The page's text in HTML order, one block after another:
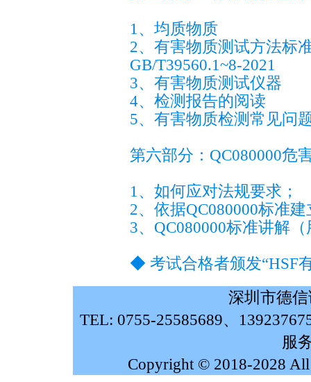
1、均质物质
2、有害物质测试方法标
GB/T39560.1~8-2021
3、有害物质测试仪器
4、检测报告的阅读
5、有害物质检测常见问
第六部分：QC080000危
1、如何应对法规要求；
2、依据QC080000标准
3、QC080000标准讲解
◆ 考试合格者颁发“HSF
深圳市德
TEL: 0755-25585689、
服
Copyright © 2018-2028